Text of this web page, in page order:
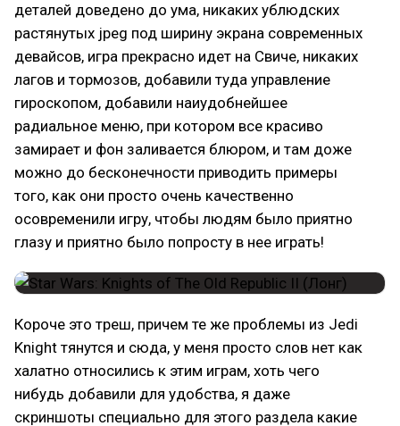
деталей доведено до ума, никаких ублюдских
растянутых jpeg под ширину экрана современных
девайсов, игра прекрасно идет на Свиче, никаких
лагов и тормозов, добавили туда управление
гироскопом, добавили наиудобнейшее
радиальное меню, при котором все красиво
замирает и фон заливается блюром, и там доже
можно до бесконечности приводить примеры
того, как они просто очень качественно
осовременили игру, чтобы людям было приятно
глазу и приятно было попросту в нее играть!
Короче это треш, причем те же проблемы из Jedi
Knight тянутся и сюда, у меня просто слов нет как
халатно относились к этим играм, хоть чего
нибудь добавили для удобства, я даже
скриншоты специально для этого раздела какие